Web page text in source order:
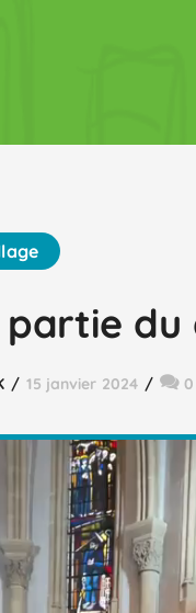
partie
15 janvier 2024 0